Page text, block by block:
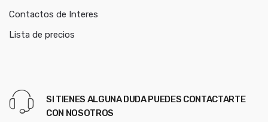
Contactos de Interes
Lista de precios
SI TIENES ALGUNA DUDA PUEDES CONTACTARTE
CON NOSOTROS